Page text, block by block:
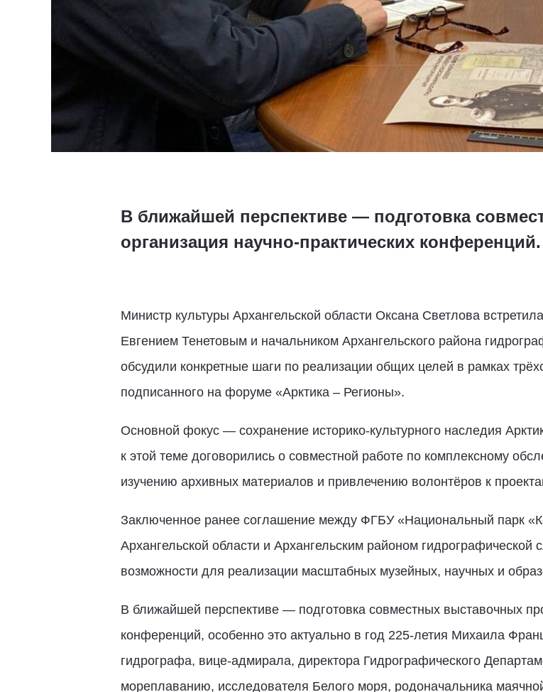
В ближайшей перспективе — подготовка
организация научно-практических конференций.
Министр культуры Архангельской области Оксана Светлова
Евгением Тенетовым и начальником Архангельского района
обсудили конкретные шаги по реализации общих целей в рамках
подписанного на форуме «Арктика – Регионы».
Основной фокус — сохранение историко-культурного наследия
к этой теме договорились о совместной работе по комплексному
изучению архивных материалов и привлечению волонтёров к
Заключенное ранее соглашение между ФГБУ «Национальный парк
Архангельской области и Архангельским районом
возможности для реализации масштабных музейных, научных и
В ближайшей перспективе — подготовка совместных выставочных
конференций, особенно это актуально в год 225-летия Михаила
гидрографа, вице-адмирала, директора Гидрографического
мореплаванию, исследователя Белого моря, родоначальника